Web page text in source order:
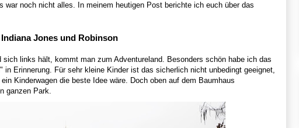
war noch nicht alles. In meinem heutigen Post berichte ich euch über das
Jones und Robinson
links hält, kommt man zum Adventureland. Besonders schön habe ich das
in Erinnerung. Für sehr kleine Kinder ist das sicherlich nicht unbedingt geeignet,
Kinderwagen die beste Idee wäre. Doch oben auf dem Baumhaus
ganzen Park.